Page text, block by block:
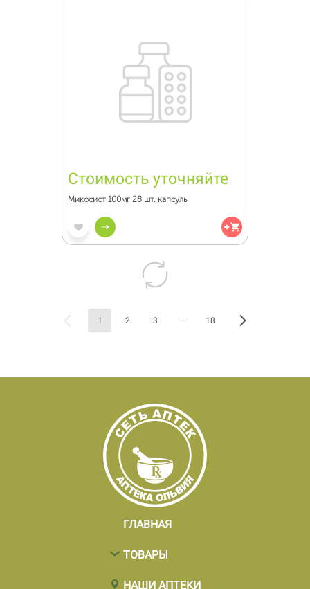
Стоимость уточняйте
Микосист 100мг 28 шт. капсулы
1 2 3 ... 18
ГЛАВНАЯ
ТОВАРЫ
НАШИ АПТЕКИ